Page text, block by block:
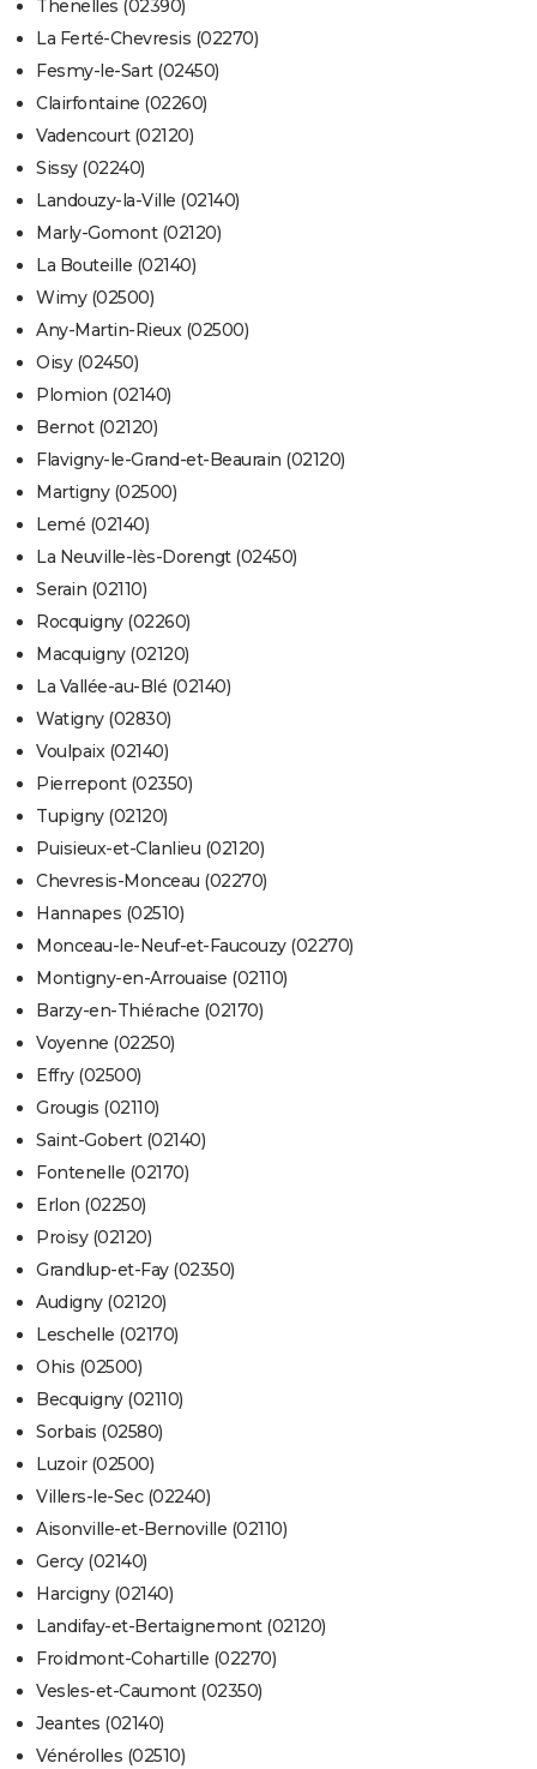
Thenelles (02390)
La Ferté-Chevresis (02270)
Fesmy-le-Sart (02450)
Clairfontaine (02260)
Vadencourt (02120)
Sissy (02240)
Landouzy-la-Ville (02140)
Marly-Gomont (02120)
La Bouteille (02140)
Wimy (02500)
Any-Martin-Rieux (02500)
Oisy (02450)
Plomion (02140)
Bernot (02120)
Flavigny-le-Grand-et-Beaurain (02120)
Martigny (02500)
Lemé (02140)
La Neuville-lès-Dorengt (02450)
Serain (02110)
Rocquigny (02260)
Macquigny (02120)
La Vallée-au-Blé (02140)
Watigny (02830)
Voulpaix (02140)
Pierrepont (02350)
Tupigny (02120)
Puisieux-et-Clanlieu (02120)
Chevresis-Monceau (02270)
Hannapes (02510)
Monceau-le-Neuf-et-Faucouzy (02270)
Montigny-en-Arrouaise (02110)
Barzy-en-Thiérache (02170)
Voyenne (02250)
Effry (02500)
Grougis (02110)
Saint-Gobert (02140)
Fontenelle (02170)
Erlon (02250)
Proisy (02120)
Grandlup-et-Fay (02350)
Audigny (02120)
Leschelle (02170)
Ohis (02500)
Becquigny (02110)
Sorbais (02580)
Luzoir (02500)
Villers-le-Sec (02240)
Aisonville-et-Bernoville (02110)
Gercy (02140)
Harcigny (02140)
Landifay-et-Bertaignemont (02120)
Froidmont-Cohartille (02270)
Vesles-et-Caumont (02350)
Jeantes (02140)
Vénérolles (02510)